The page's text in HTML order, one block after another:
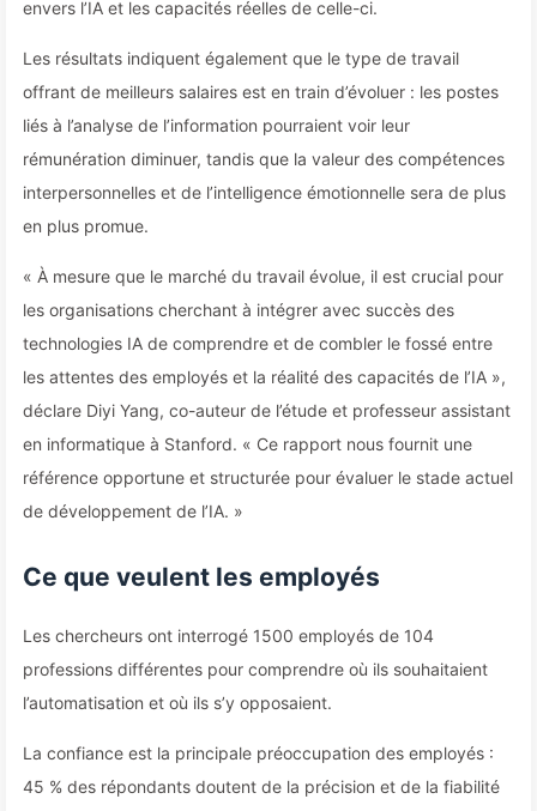
envers l’IA et les capacités réelles de celle-ci.
Les résultats indiquent également que le type de travail
offrant de meilleurs salaires est en train d’évoluer : les postes
liés à l’analyse de l’information pourraient voir leur
rémunération diminuer, tandis que la valeur des compétences
interpersonnelles et de l’intelligence émotionnelle sera de plus
en plus promue.
« À mesure que le marché du travail évolue, il est crucial pour
les organisations cherchant à intégrer avec succès des
technologies IA de comprendre et de combler le fossé entre
les attentes des employés et la réalité des capacités de l’IA »,
déclare Diyi Yang, co-auteur de l’étude et professeur assistant
en informatique à Stanford. « Ce rapport nous fournit une
référence opportune et structurée pour évaluer le stade actuel
de développement de l’IA. »
Ce que veulent les employés
Les chercheurs ont interrogé 1500 employés de 104
professions différentes pour comprendre où ils souhaitaient
l’automatisation et où ils s’y opposaient.
La confiance est la principale préoccupation des employés :
45 % des répondants doutent de la précision et de la fiabilité